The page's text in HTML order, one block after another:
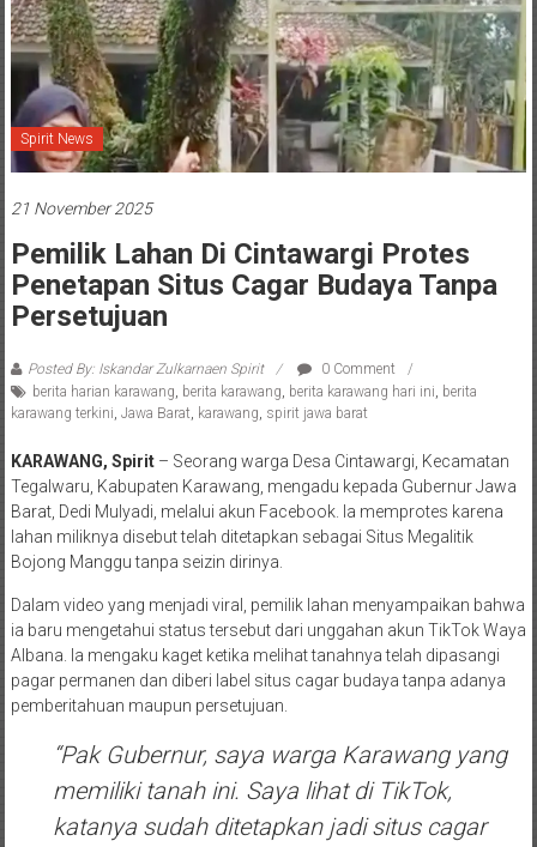
Spirit News
21 November 2025
Pemilik Lahan Di Cintawargi Protes
Penetapan Situs Cagar Budaya Tanpa
Persetujuan
Posted By: Iskandar Zulkarnaen Spirit
0 Comment
berita harian karawang, berita karawang, berita karawang hari ini, berita
karawang terkini, Jawa Barat, karawang, spirit jawa barat
KARAWANG, Spirit– Seorang warga Desa Cintawargi, Kecamatan
Tegalwaru, Kabupaten Karawang, mengadu kepada Gubernur Jawa
Barat, Dedi Mulyadi, melalui akun Facebook. Ia memprotes karena
lahan miliknya disebut telah ditetapkan sebagai Situs Megalitik
Bojong Manggu tanpa seizin dirinya.
Dalam video yang menjadi viral, pemilik lahan menyampaikan bahwa
ia baru mengetahui status tersebut dari unggahan akun TikTok Waya
Albana. Ia mengaku kaget ketika melihat tanahnya telah dipasangi
pagar permanen dan diberi label situs cagar budaya tanpa adanya
pemberitahuan maupun persetujuan.
“Pak Gubernur, saya warga Karawang yang
memiliki tanah ini. Saya lihat di TikTok,
katanya sudah ditetapkan jadi situs cagar